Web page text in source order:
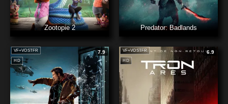
Zootopie 2 Predator: Badlands
HD
VF+VOSTFR 7.9
HD
VF+VOSTFR 6.9